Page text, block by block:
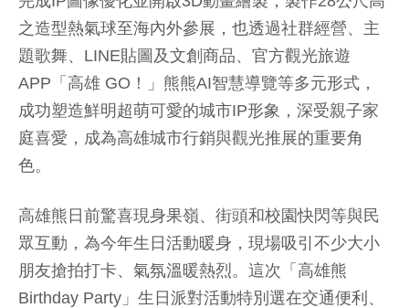
之造型熱氣球至海內外參展，也透過社群經營、主
題歌舞、LINE貼圖及文創商品、官方觀光旅遊
APP「高雄 GO！」熊熊AI智慧導覽等多元形式，
成功塑造鮮明超萌可愛的城市IP形象，深受親子家
庭喜愛，成為高雄城市行銷與觀光推展的重要角
色。
高雄熊日前驚喜現身果嶺、街頭和校園快閃等與民
眾互動，為今年生日活動暖身，現場吸引不少大小
朋友搶拍打卡、氣氛溫暖熱烈。這次「高雄熊
Birthday Party」生日派對活動特別選在交通便利、